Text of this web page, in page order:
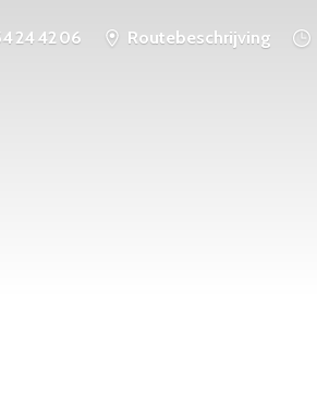
24 42 06 Routebeschrijving